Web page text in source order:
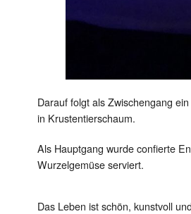
Darauf folgt als Zwischengang
in Krustentierschaum.
Als Hauptgang wurde confierte
Wurzelgemüse serviert.
Das Leben ist schön, kunstvoll